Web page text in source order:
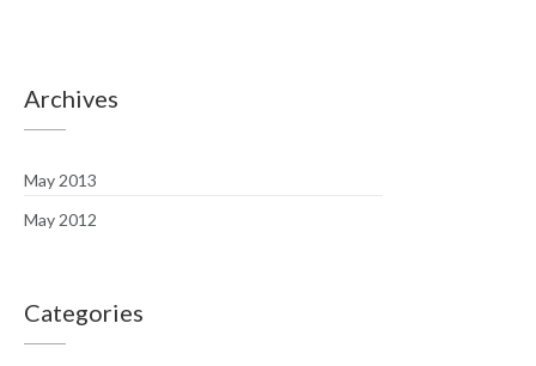
Archives
May 2013
May 2012
Categories